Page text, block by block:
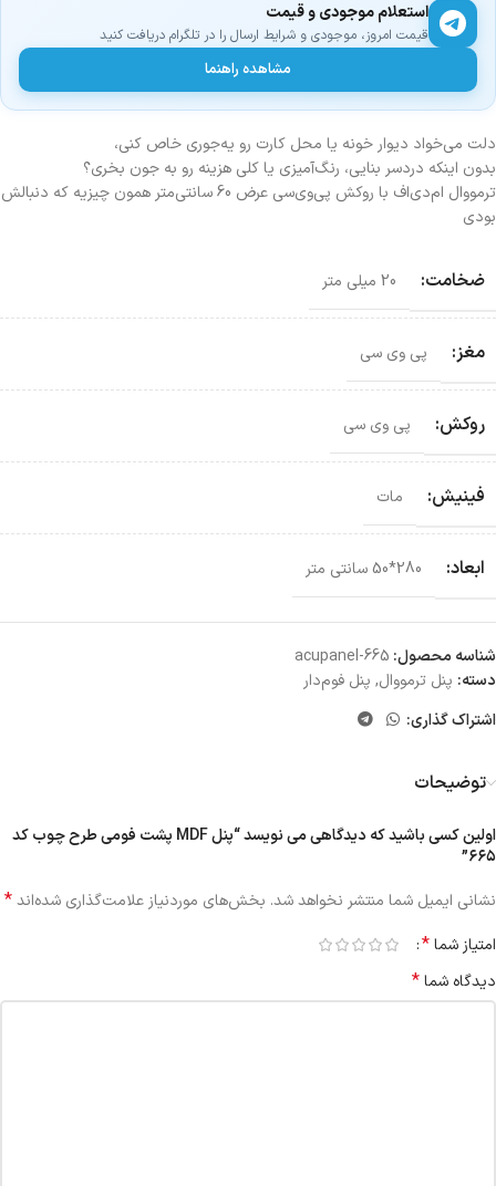
استعلام موجودی و قیمت
قیمت امروز، موجودی و شرایط ارسال را در تلگرام دریافت کنید
مشاهده راهنما
دلت می‌خواد دیوار خونه یا محل کارت رو یه‌جوری خاص کنی،
بدون اینکه دردسر بنایی، رنگ‌آمیزی یا کلی هزینه رو به جون بخری؟
ترمووال ام‌دی‌اف با روکش پی‌وی‌سی عرض 60 سانتی‌متر همون چیزیه که دنبالش
بودی
ضخامت: 20 میلی متر
مغز: پی وی سی
روکش: پی وی سی
فینیش: مات
ابعاد: 280*50 سانتی‌ متر
شناسه محصول: acupanel-665
دسته: پنل ترمووال, پنل فوم‌دار
اشتراک گذاری:
توضیحات
اولین کسی باشید که دیدگاهی می نویسد “پنل MDF پشت فومی طرح چوب کد
۶۶۵”
نشانی ایمیل شما منتشر نخواهد شد. بخش‌های موردنیاز علامت‌گذاری شده‌اند*
امتیاز شما*
دیدگاه شما*